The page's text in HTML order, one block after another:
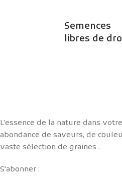
Semences
libres de
L'essence de la nature dans
abondance de saveurs, de
vaste sélection de graines .
S'abonner :